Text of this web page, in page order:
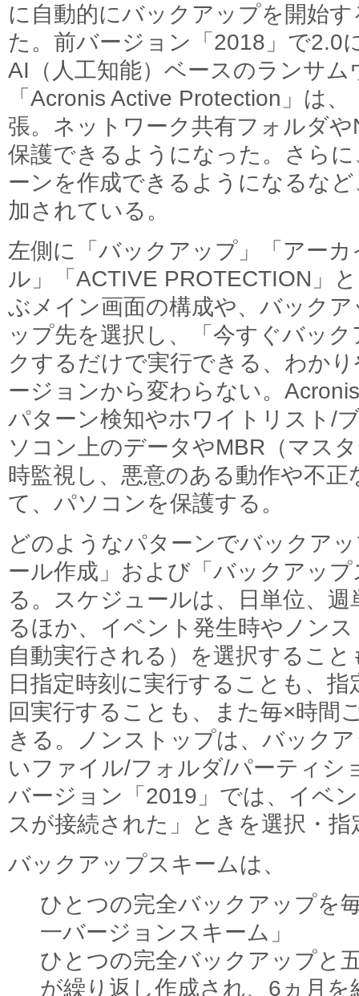
に自動的にバックアップを開始
た。前バージョン「2018」で2.0
AI（人工知能）ベースのランサム
「Acronis Active Protection」は
張。ネットワーク共有フォルダ
保護できるようになった。さら
ーンを作成できるようになるな
加されている。
左側に「バックアップ」「アー
ル」「ACTIVE PROTECTION」
ぶメイン画面の構成や、バック
ップ先を選択し、「今すぐバッ
クするだけで実行できる、わか
ージョンから変わらない。
パターン検知やホワイトリスト/
ソコン上のデータやMBR（マス
時監視し、悪意のある動作や不
て、パソコンを保護する。
どのようなパターンでバックア
ール作成」および「バックアッ
る。スケジュールは、日単位、
るほか、イベント発生時やノン
自動実行される）を選択するこ
日指定時刻に実行することも、
回実行することも、また毎×時間
きる。ノンストップは、バック
いファイル/フォルダ/パーティシ
バージョン「2019」では、イベ
スが接続された」ときを選択・
バックアップスキームは、
ひとつの完全バックアップを
一バージョンスキーム」
ひとつの完全バックアップと
が繰り返し作成され、6ヵ月